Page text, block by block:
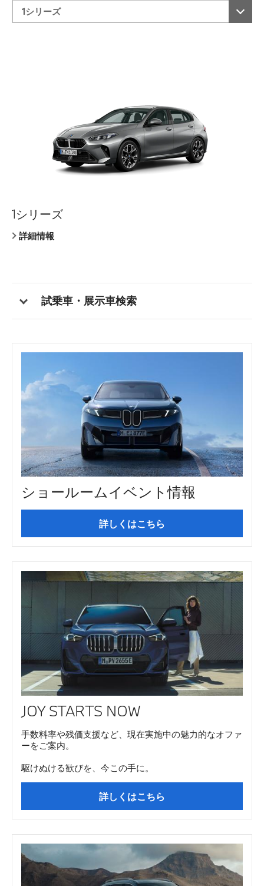
1シリーズ
詳細情報
クーペ
詳細情報
セダン
詳細情報
クーペ
詳細情報
セダン
詳細情報
7シリーズ
詳細情報
クーペ
詳細情報
X1
詳細情報
Z4
詳細情報
M2 クーペ
詳細情報
BMW iX
詳細情報
試乗車・展示車検索
ショールームイベント情報
詳しくはこちら
JOY STARTS NOW
手数料率や残価支援など、現在実施中の魅力的なオファ
ーをご案内。
駆けぬける歓びを、今この手に。
詳しくはこちら